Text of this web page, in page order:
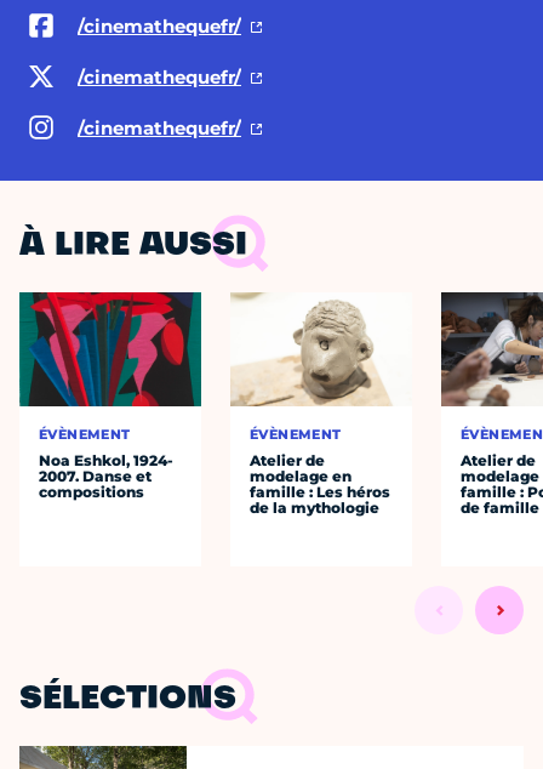
/cinemathequefr/
/cinemathequefr/
/cinemathequefr/
À LIRE AUSSI
ÉVÈNEMENT
Noa Eshkol, 1924-
2007. Danse et
compositions
ÉVÈNEMENT
Atelier de
modelage en
famille : Les héros
de la mythologie
Atelier de
modelage
famille :
de famille
SÉLECTIONS